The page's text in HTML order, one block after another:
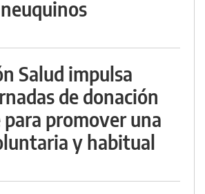
Salud impulsa
de donación
para promover una
y habitual